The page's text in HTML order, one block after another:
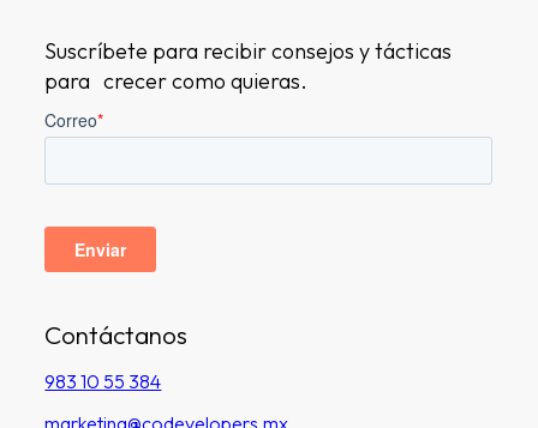
Suscríbete para recibir consejos y tácticas
para crecer como quieras.
Contáctanos
983 10 55 384
marketing@codevelopers.mx